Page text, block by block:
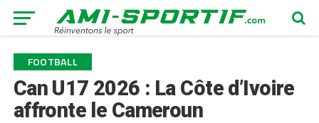
FOOTBALL
Can U17 2026 : La Côte d’Ivoire
affronte le Cameroun